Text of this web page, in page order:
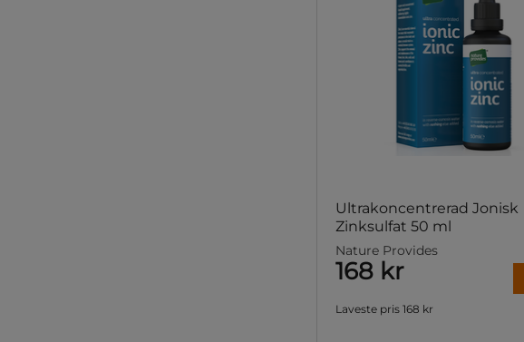
Ultrakoncentrerad Jonisk
Zinksulfat 50 ml
Nature Provides
168 kr
Laveste pris 168 kr